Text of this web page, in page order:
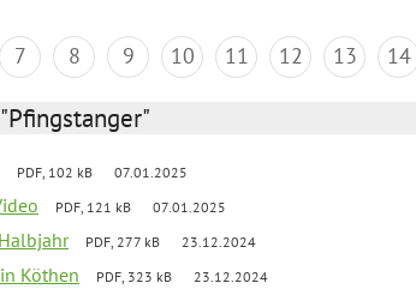
7 8 9 10 11 12 13 14
PDF, 102 kB 07.01.2025
PDF, 121 kB 07.01.2025
PDF, 277 kB 23.12.2024
Köthen PDF, 323 kB 23.12.2024